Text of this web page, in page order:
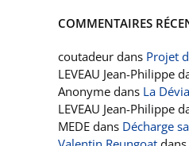
COMMENTAIRES
coutadeur dans Projet
LEVEAU Jean-Philippe
Anonyme dans La
LEVEAU Jean-Philippe
MEDE dans Décharge